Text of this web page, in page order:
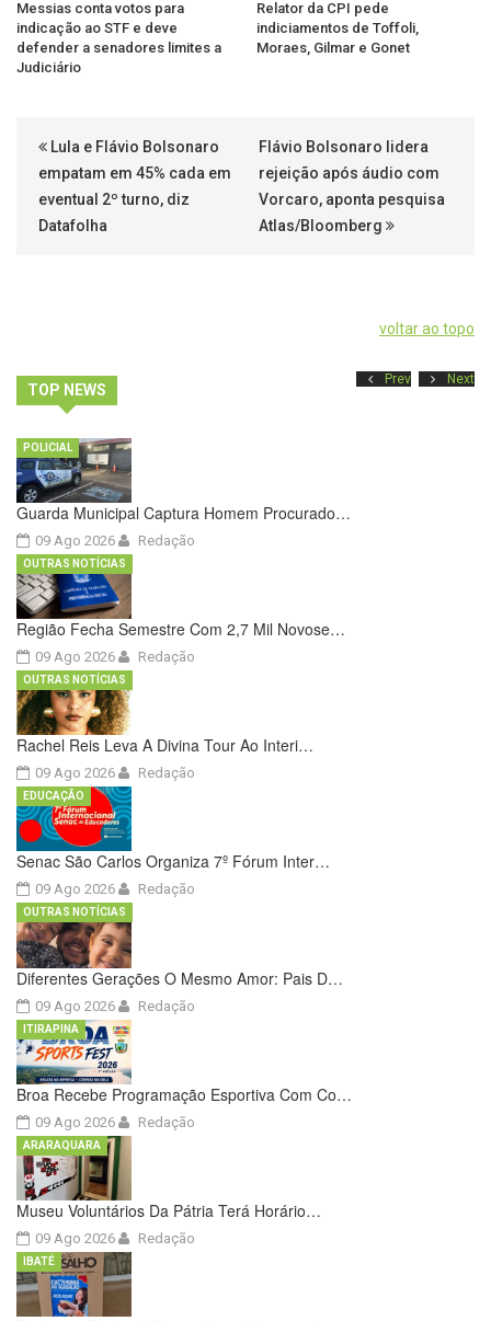
Messias conta votos para
indicação ao STF e deve
defender a senadores limites a
Judiciário
Relator da CPI pede
indiciamentos de Toffoli,
Moraes, Gilmar e Gonet
Lula e Flávio Bolsonaro
empatam em 45% cada em
eventual 2º turno, diz
Datafolha
Flávio Bolsonaro lidera
rejeição após áudio com
Vorcaro, aponta pesquisa
Atlas/Bloomberg
voltar ao topo
TOP NEWS
Prev Next
Guarda Municipal Captura Homem Procurado…
09 Ago 2026
POLICIAL
Redação
Região Fecha Semestre Com 2,7 Mil Novose…
09 Ago 2026
OUTRAS NOTÍCIAS
Redação
Rachel Reis Leva A Divina Tour Ao Interi…
09 Ago 2026
OUTRAS NOTÍCIAS
Redação
Senac São Carlos Organiza 7º Fórum Inter…
09 Ago 2026
EDUCAÇÃO
Redação
Diferentes Gerações O Mesmo Amor: Pais D…
09 Ago 2026
OUTRAS NOTÍCIAS
Redação
Broa Recebe Programação Esportiva Com Co…
09 Ago 2026
ITIRAPINA
Redação
Museu Voluntários Da Pátria Terá Horário…
09 Ago 2026
ARARAQUARA
Redação
IBATÉ